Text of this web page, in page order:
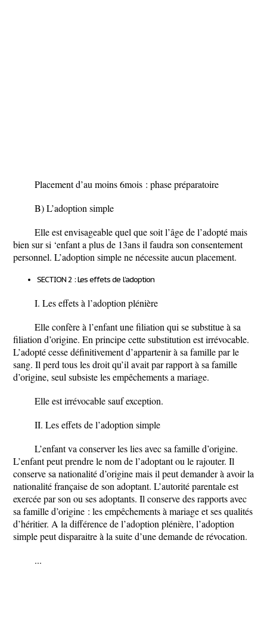
Placement d’au moins 6mois : phase préparatoire
B) L’adoption simple
Elle est envisageable quel que soit l’âge de l’adopté mais
bien sur si ‘enfant a plus de 13ans il faudra son consentement
personnel. L’adoption simple ne nécessite aucun placement.
SECTION 2 : Les effets de l’adoption
I. Les effets à l’adoption plénière
Elle confère à l’enfant une filiation qui se substitue à sa
filiation d’origine. En principe cette substitution est irrévocable.
L’adopté cesse définitivement d’appartenir à sa famille par le
sang. Il perd tous les droit qu’il avait par rapport à sa famille
d’origine, seul subsiste les empêchements a mariage.
Elle est irrévocable sauf exception.
II. Les effets de l’adoption simple
L’enfant va conserver les lies avec sa famille d’origine.
L’enfant peut prendre le nom de l’adoptant ou le rajouter. Il
conserve sa nationalité d’origine mais il peut demander à avoir la
nationalité française de son adoptant. L’autorité parentale est
exercée par son ou ses adoptants. Il conserve des rapports avec
sa famille d’origine : les empêchements à mariage et ses qualités
d’héritier. A la différence de l’adoption plénière, l’adoption
simple peut disparaitre à la suite d’une demande de révocation.
...